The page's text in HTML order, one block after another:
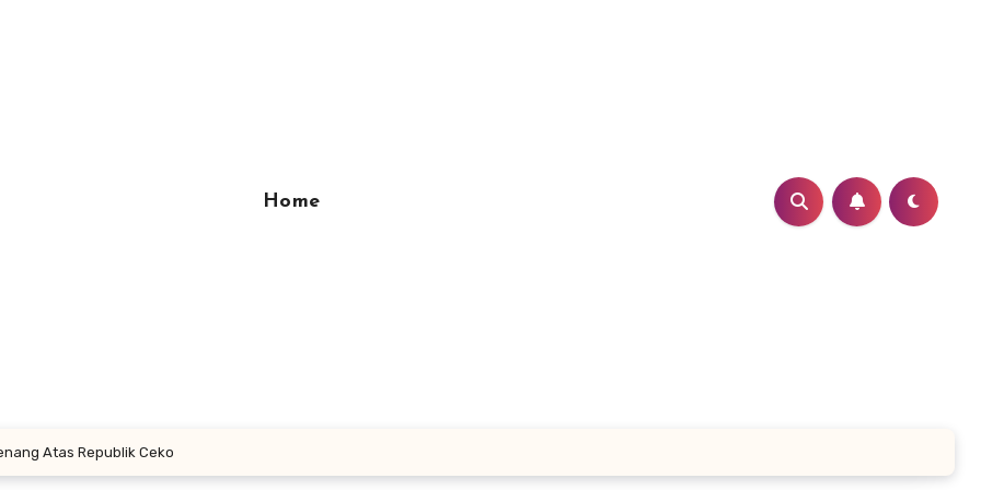
Home
Atas Republik Ceko